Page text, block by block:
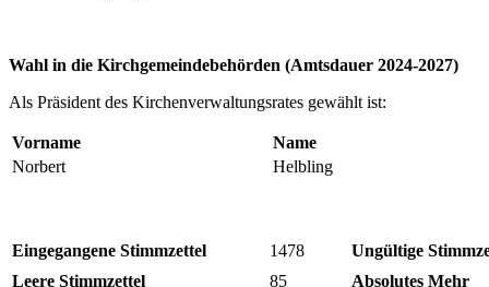
Wahl in die Kirchgemeindebehörden (Amtsdauer 2024-2027)
Als Präsident des Kirchenverwaltungsrates gewählt ist:
Vorname
Name
Norbert
Helbling
Eingegangene Stimmzettel 1478
Ungültige
Leere Stimmzettel
85
Absolutes Mehr